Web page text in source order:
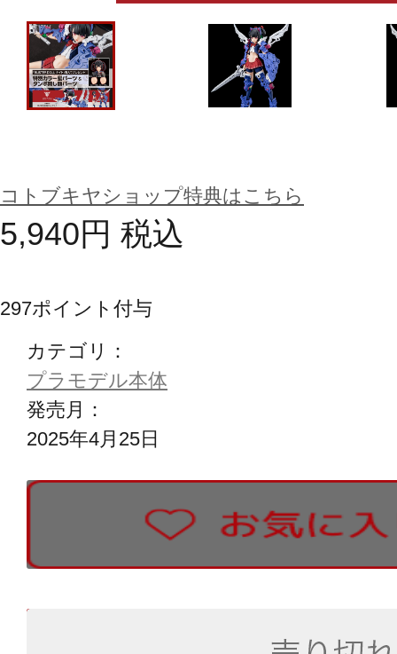
コトブキヤショップ特典はこちら
5,940円 税込
297ポイント付与
カテゴリ：
プラモデル本体
発売月：
2025年4月25日